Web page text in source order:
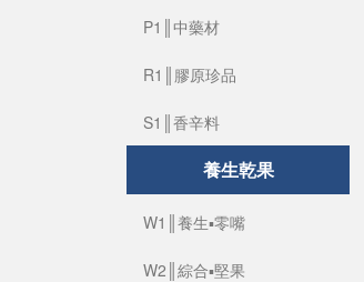
P1║中藥材
R1║膠原珍品
S1║香辛料
養生乾果
W1║養生▪零嘴
W2║綜合▪堅果